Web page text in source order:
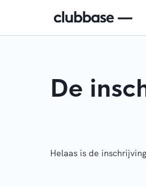
De
Helaas is de